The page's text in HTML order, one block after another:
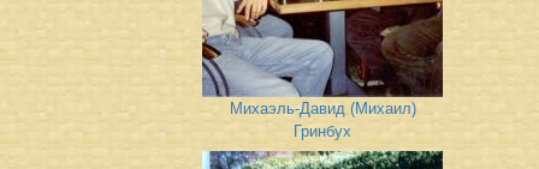
Михаэль-Давид (Михаил)
Гринбух